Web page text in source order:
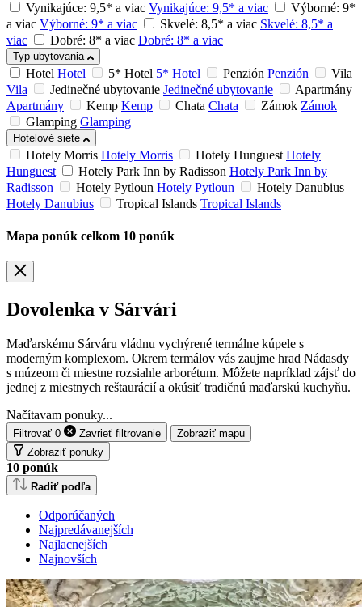
Vynikajúce: 9,5* a viac Vynikajúce: 9,5* a viac
Výborné: 9*
a viac Výborné: 9* a viac Skvelé: 8,5* a viac Skvelé: 8,5* a
viac
Dobré: 8* a viac Dobré: 8* a viac
Typ ubytovania
Hotel Hotel 5* Hotel 5* Hotel Penzión Penzión
Vila
Vila
Jedinečné ubytovanie Jedinečné ubytovanie
Apartmány
Apartmány
Kemp Kemp Chata Chata Zámok Zámok
Glamping Glamping
Hotelové siete
Hotely Morris Hotely Morris Hotely Hunguest Hotely
Hunguest
Hotely Park Inn by Radisson Hotely Park Inn by
Radisson
Hotely Pytloun Hotely Pytloun
Hotely Danubius
Hotely Danubius
Tropical Islands Tropical Islands
Mapa ponúk celkom 10 ponúk
Dovolenka v Sárvári
Maďarskému Sárváru vládnu vychýrené termálne kúpele s
moderným komplexom. Okrem termálov vás zaujme hrad Nádasdy
s múzeom či miestne rozsiahle arborétum. Môžete napríklad zájsť do
jednej z miestnych reštaurácií a okúsiť tradičnú maďarskú kuchyňu.
Načítavam ponuky...
Filtrovať 0 Zavrieť filtrovanie
Zobraziť mapu
Zobraziť ponuky
10 ponúk
Radiť podľa
Odporúčaných
Najpredávanejších
Najlacnejších
Najnovších